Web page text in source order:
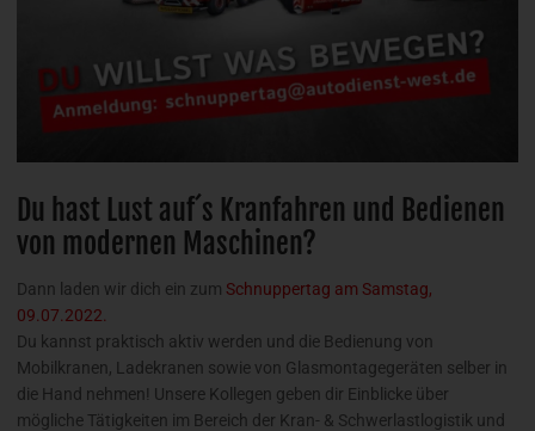
Du hast Lust auf´s Kranfahren und Bedienen
von modernen Maschinen?
Dann laden wir dich ein zum Schnuppertag am Samstag,
09.07.2022.
Du kannst praktisch aktiv werden und die Bedienung von
Mobilkranen, Ladekranen sowie von Glasmontagegeräten selber in
die Hand nehmen! Unsere Kollegen geben dir Einblicke über
mögliche Tätigkeiten im Bereich der Kran- & Schwerlastlogistik und